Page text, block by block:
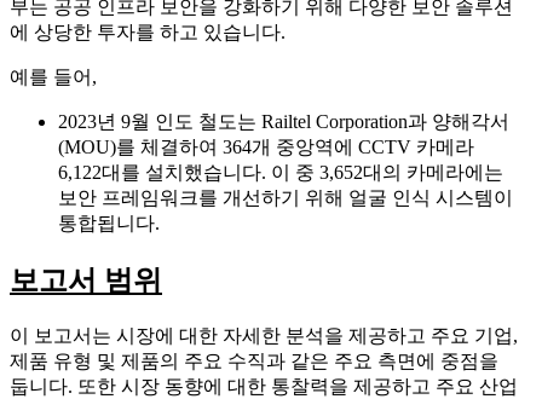
부는 공공 인프라 보안을 강화하기 위해 다양한 보안 솔루션
에 상당한 투자를 하고 있습니다.
예를 들어,
2023년 9월 인도 철도는 Railtel Corporation과 양해각서
(MOU)를 체결하여 364개 중앙역에 CCTV 카메라
6,122대를 설치했습니다. 이 중 3,652대의 카메라에는
보안 프레임워크를 개선하기 위해 얼굴 인식 시스템이
통합됩니다.
보고서 범위
이 보고서는 시장에 대한 자세한 분석을 제공하고 주요 기업,
제품 유형 및 제품의 주요 수직과 같은 주요 측면에 중점을
둡니다. 또한 시장 동향에 대한 통찰력을 제공하고 주요 산업